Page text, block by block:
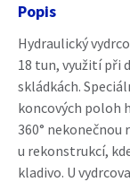
Popis
Hydraulický
18 tun, využití při
skládkách.
koncových poloh
360° nekonečnou
u rekonstrukcí,
kladivo. U